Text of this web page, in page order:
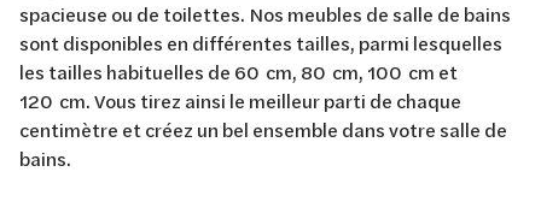
spacieuse ou de toilettes. Nos meubles de salle de bains
sont disponibles en différentes tailles, parmi lesquelles
les tailles habituelles de 60 cm, 80 cm, 100 cm et
120 cm. Vous tirez ainsi le meilleur parti de chaque
centimètre et créez un bel ensemble dans votre salle de
bains.